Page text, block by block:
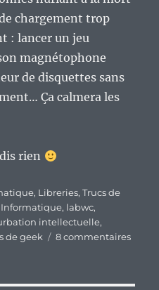
chargement trop
: lancer un jeu
magnétophone
de disquettes sans
Ça calmera les
rien
, Libreries,Trucs de
Informatique, labwc,
intellectuelle,
de geek 8 commentairessur